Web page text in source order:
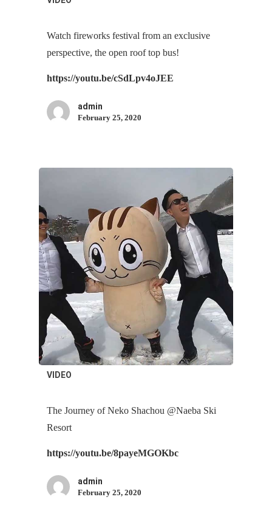
Watch fireworks festival from an exclusive
perspective, the open roof top bus!
https://youtu.be/cSdLpv4oJEE
admin
February 25, 2020
VIDEO
The Journey of Neko Shachou @Naeba Ski
Resort
https://youtu.be/8payeMGOKbc
admin
February 25, 2020